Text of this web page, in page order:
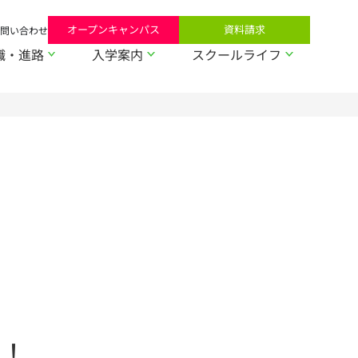
い合わせ オープンキャンパス 資料請求
・進路 入学案内 スクールライフ